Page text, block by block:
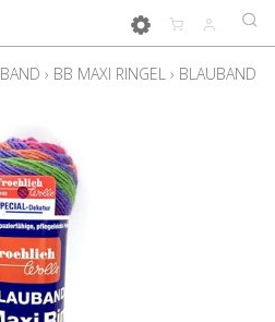
› BB MAXI RINGEL › BLAUBAND